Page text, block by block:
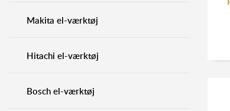
Makita el-værktøj
Hitachi el-værktøj
Bosch el-værktøj